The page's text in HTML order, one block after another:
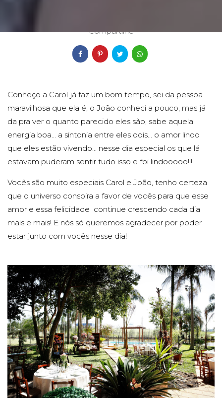
Compartilhe
Conheço a Carol já faz um bom tempo, sei da pessoa
maravilhosa que ela é, o João conheci a pouco, mas já
da pra ver o quanto parecido eles são, sabe aquela
energia boa... a sintonia entre eles dois... o amor lindo
que eles estão vivendo... nesse dia especial os que lá
estavam puderam sentir tudo isso e foi lindooooo!!!
Vocês são muito especiais Carol e João, tenho certeza
que o universo conspira a favor de vocês para que esse
amor e essa felicidade continue crescendo cada dia
mais e mais! E nós só queremos agradecer por poder
estar junto com vocês nesse dia!